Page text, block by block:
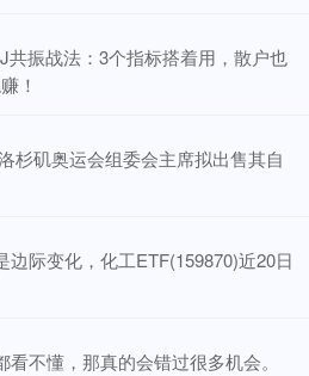
共振战法：3个指标搭着用，散户也
！
杉矶奥运会组委会主席拟出售其自
边际变化，化工ETF(159870)近20日
不懂，那真的会错过很多机会。